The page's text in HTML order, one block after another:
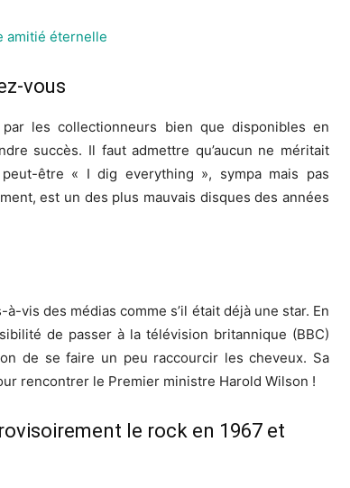
amitié éternelle
vous
les collectionneurs bien que disponibles en
succès. Il faut admettre qu’aucun ne méritait
être « I dig everything », sympa mais pas
est un des plus mauvais disques des années
vis des médias comme s’il était déjà une star. En
de passer à la télévision britannique (BBC)
de se faire un peu raccourcir les cheveux. Sa
rencontrer le Premier ministre Harold Wilson !
le rock en 1967 et